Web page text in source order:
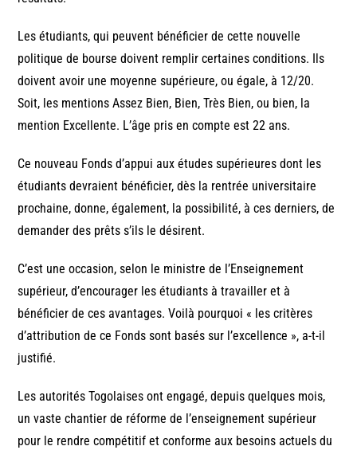
Les étudiants, qui peuvent bénéficier de cette nouvelle
politique de bourse doivent remplir certaines conditions. Ils
doivent avoir une moyenne supérieure, ou égale, à 12/20.
Soit, les mentions Assez Bien, Bien, Très Bien, ou bien, la
mention Excellente. L’âge pris en compte est 22 ans.
Ce nouveau Fonds d’appui aux études supérieures dont les
étudiants devraient bénéficier, dès la rentrée universitaire
prochaine, donne, également, la possibilité, à ces derniers, de
demander des prêts s’ils le désirent.
C’est une occasion, selon le ministre de l’Enseignement
supérieur, d’encourager les étudiants à travailler et à
bénéficier de ces avantages. Voilà pourquoi « les critères
d’attribution de ce Fonds sont basés sur l’excellence », a-t-il
justifié.
Les autorités Togolaises ont engagé, depuis quelques mois,
un vaste chantier de réforme de l’enseignement supérieur
pour le rendre compétitif et conforme aux besoins actuels du